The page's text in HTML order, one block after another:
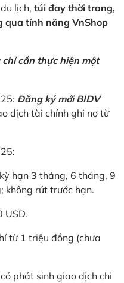
lịch, túi đay thời trang,
qua tính năng VnShop
cần thực hiện một
Đăng ký mới BIDV
dịch tài chính ghi nợ từ
hạn 3 tháng, 6 tháng, 9
không rút trước hạn.
USD.
từ 1 triệu đồng (chưa
phát sinh giao dịch chi